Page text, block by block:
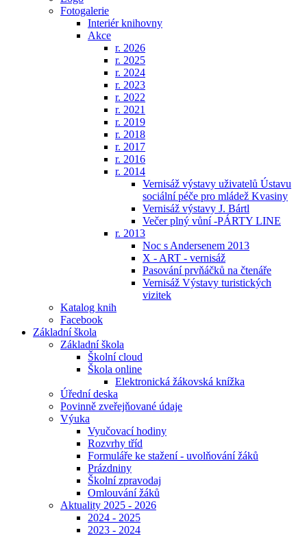
Fotogalerie
Interiér knihovny
Akce
r. 2026
r. 2025
r. 2024
r. 2023
r. 2022
r. 2021
r. 2019
r. 2018
r. 2017
r. 2016
r. 2014
Vernisáž výstavy uživatelů Ústavu
sociální péče pro mládež Kvasiny
Vernisáž výstavy J. Bártl
Večer plný vůní -PÁRTY LINE
r. 2013
Noc s Andersenem 2013
X - ART - vernisáž
Pasování prvňáčků na čtenáře
Vernisáž Výstavy turistických
vizitek
Katalog knih
Facebook
Základní škola
Základní škola
Školní cloud
Škola online
Elektronická žákovská knížka
Úřední deska
Povinně zveřejňované údaje
Výuka
Vyučovací hodiny
Rozvrhy tříd
Formuláře ke stažení - uvolňování žáků
Prázdniny
Školní zpravodaj
Omlouvání žáků
Aktuality 2025 - 2026
2024 - 2025
2023 - 2024